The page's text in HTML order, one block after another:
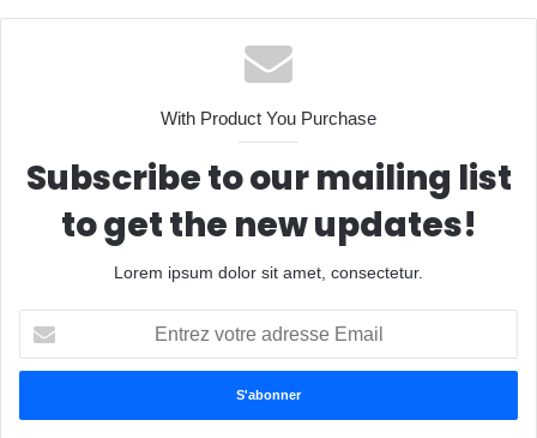
With Product You Purchase
Subscribe to our mailing list
to get the new updates!
Lorem ipsum dolor sit amet, consectetur.
votre
adresse